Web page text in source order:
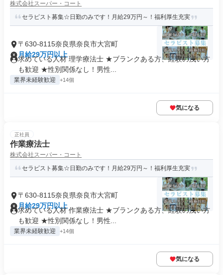
株式会社スーパー・コート
セラピスト募集☆日勤のみです！月給29万円～！福利厚生充実
〒630-8115奈良県奈良市大宮町
月給29万円以上
求めている人材 理学療法士 ★ブランクある方、経験の浅い方
も歓迎 ★性別関係なし！男性...
業界未経験歓迎 +14個
気になる
正社員
作業療法士
株式会社スーパー・コート
セラピスト募集☆日勤のみです！月給29万円～！福利厚生充実
〒630-8115奈良県奈良市大宮町
月給29万円以上
求めている人材 作業療法士 ★ブランクある方、経験の浅い方
も歓迎 ★性別関係なし！男性...
業界未経験歓迎 +14個
気になる